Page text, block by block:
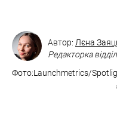
Автор: Лєна
Редакторка
Фото:Launchmetrics/